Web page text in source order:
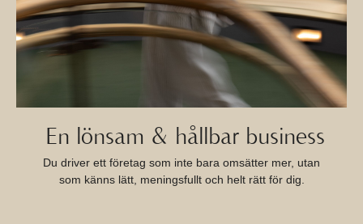
En lönsam & hållbar business
Du driver ett företag som inte bara omsätter mer, utan
som känns lätt, meningsfullt och helt rätt för dig.